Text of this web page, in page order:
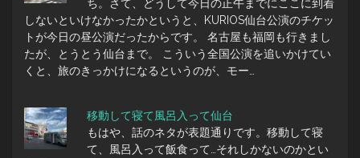
ち。さて、どうして今日の正午までにここに到着
しないといけなかったかというと、KURIOS仙台公演のチケッ
トが今日の昼公演だったからです。 名古屋も福岡も行きまし
たが、とうとう仙台まで。 こういう全国公演を追いかけてい
くと、旅のきっかけになるというのが、モー…
移動して寝て風呂入って仙台
もはや、話のネタが表題通りです。移動して寝
て、風呂入って飯食って…それしかないのかとい